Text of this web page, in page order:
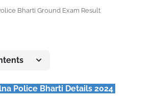
Bharti Ground Exam Result
Police Bharti Details 2024